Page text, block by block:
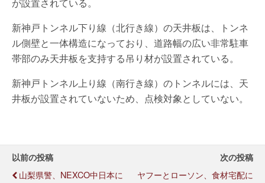
新神戸トンネル下り線（北行き線）の天井板は、トンネ
ル側壁と一体構造になっており、道路幅の広い非常駐車
帯部のみ天井板を支持する吊り材が設置されている。
新神戸トンネル上り線（南行き線）のトンネルには、天
井板が設置されていないため、点検対象としていない。
以前の投稿
山梨県警、NEXCO中日本に
次の投稿
ヤフーとローソン、食材宅配に